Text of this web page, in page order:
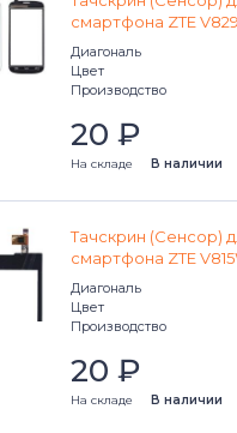
для смартфонов
для смартфонов
для смартфонов
для смартфонов
для смартфонов
для смартфонов
смартфона ZTE
Диагональ
Цвет
Производство
20 ₽
На складе В наличии
Тачскрин (Сенсор)
смартфона ZTE
Диагональ
Цвет
Производство
20 ₽
На складе В наличии